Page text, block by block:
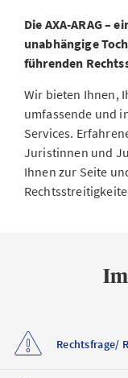
Die AXA-ARAG –
unabhängige
führenden
Wir bieten Ihnen,
umfassende und
Services.
Juristinnen und
Ihnen zur Seite
Rechtsfrage/